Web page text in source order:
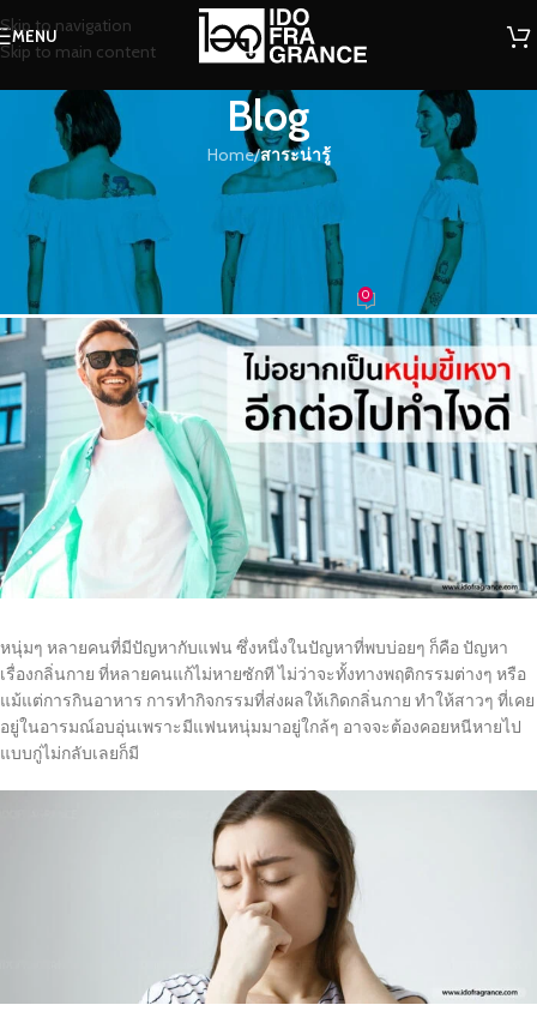
Skip to navigation
Skip to main content
MENU
Blog
Home/สาระน่ารู้
สาระน่ารู้
ไม่อยากเป็นหนุ่มขี้เหงาอีกต่อไปทำไง
น้ำหอม On 25/09/2023 0
หนุ่มๆ หลายคนที่มีปัญหากับแฟน ซึ่งหนึ่งในปัญหาที่พบบ่อยๆ ก็คือ ปัญหา
เรื่องกลิ่นกาย ที่หลายคนแก้ไม่หายซักที ไม่ว่าจะทั้งทางพฤติกรรมต่างๆ หรือ
แม้แต่การกินอาหาร การทำกิจกรรมที่ส่งผลให้เกิดกลิ่นกาย ทำให้สาวๆ ที่เคย
อยู่ในอารมณ์อบอุ่นเพราะมีแฟนหนุ่มมาอยู่ใกล้ๆ อาจจะต้องคอยหนีหายไป
แบบกู่ไม่กลับเลยก็มี